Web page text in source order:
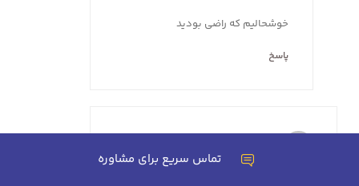
خوشحالیم که راضی بودید
پاسخ
تماس سریع برای مشاوره